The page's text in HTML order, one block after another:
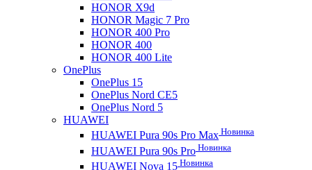
HONOR X9d
HONOR Magic 7 Pro
HONOR 400 Pro
HONOR 400
HONOR 400 Lite
OnePlus
OnePlus 15
OnePlus Nord CE5
OnePlus Nord 5
HUAWEI
HUAWEI Pura 90s Pro Max Новинка
HUAWEI Pura 90s Pro Новинка
HUAWEI Nova 15 Новинка